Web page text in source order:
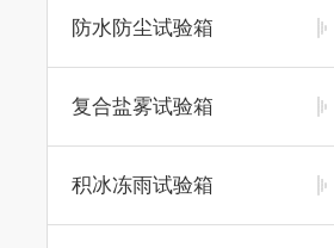
防水防尘试验箱
复合盐雾试验箱
积冰冻雨试验箱